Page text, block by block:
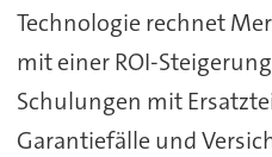
Technologie rechnet
mit einer ROI-
Schulungen mit
Garantiefälle und